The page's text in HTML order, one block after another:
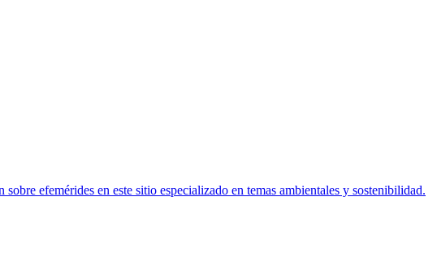
sobre efemérides en este sitio especializado en temas ambientales y sostenibilidad.